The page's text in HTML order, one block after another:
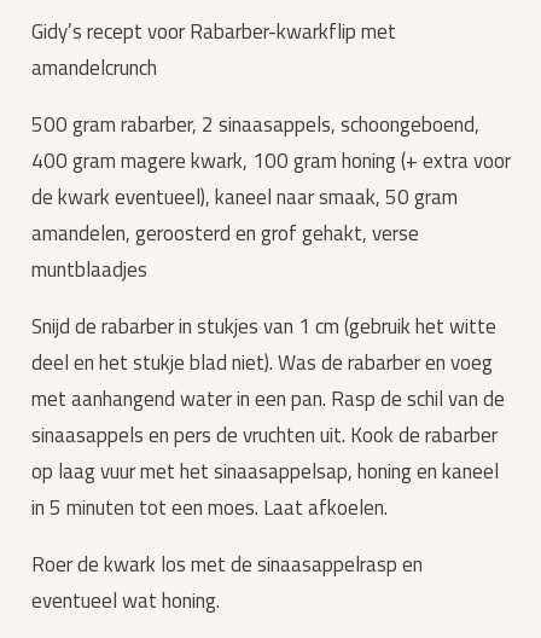
Gidy’s recept voor Rabarber-kwarkflip met
amandelcrunch
500 gram rabarber, 2 sinaasappels, schoongeboend,
400 gram magere kwark, 100 gram honing (+ extra voor
de kwark eventueel), kaneel naar smaak, 50 gram
amandelen, geroosterd en grof gehakt, verse
muntblaadjes
Snijd de rabarber in stukjes van 1 cm (gebruik het witte
deel en het stukje blad niet). Was de rabarber en voeg
met aanhangend water in een pan. Rasp de schil van de
sinaasappels en pers de vruchten uit. Kook de rabarber
op laag vuur met het sinaasappelsap, honing en kaneel
in 5 minuten tot een moes. Laat afkoelen.
Roer de kwark los met de sinaasappelrasp en
eventueel wat honing.